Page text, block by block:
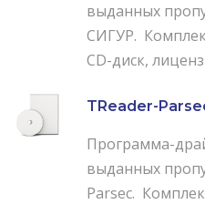
выданных
СИГУР.
CD-диск,
TReader-
Программа-
выданных
Parsec.